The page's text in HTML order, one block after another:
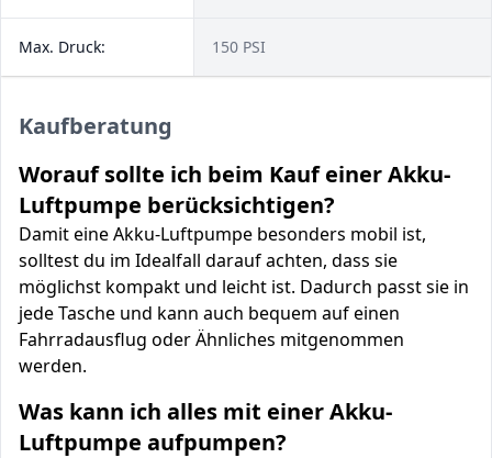
Max. Druck: 150 PSI
Kaufberatung
Worauf sollte ich beim Kauf einer Akku-
Luftpumpe berücksichtigen?
Damit eine Akku-Luftpumpe besonders mobil ist,
solltest du im Idealfall darauf achten, dass sie
möglichst kompakt und leicht ist. Dadurch passt sie in
jede Tasche und kann auch bequem auf einen
Fahrradausflug oder Ähnliches mitgenommen
werden.
Was kann ich alles mit einer Akku-
Luftpumpe aufpumpen?